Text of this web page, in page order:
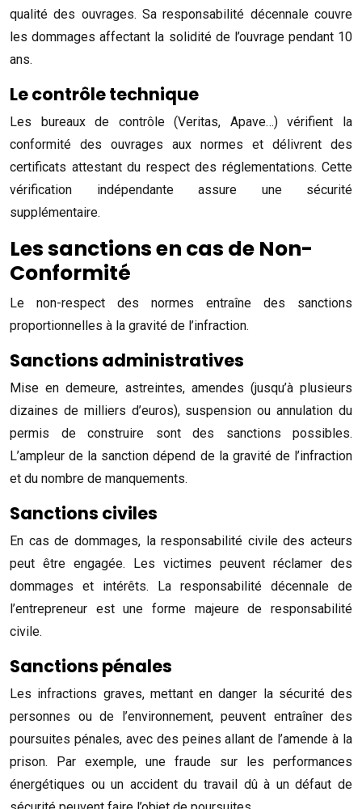
qualité des ouvrages. Sa responsabilité décennale couvre
les dommages affectant la solidité de l’ouvrage pendant 10
ans.
Le contrôle technique
Les bureaux de contrôle (Veritas, Apave…) vérifient la
conformité des ouvrages aux normes et délivrent des
certificats attestant du respect des réglementations. Cette
vérification indépendante assure une sécurité
supplémentaire.
Les sanctions en cas de Non-
Conformité
Le non-respect des normes entraîne des sanctions
proportionnelles à la gravité de l’infraction.
Sanctions administratives
Mise en demeure, astreintes, amendes (jusqu’à plusieurs
dizaines de milliers d’euros), suspension ou annulation du
permis de construire sont des sanctions possibles.
L’ampleur de la sanction dépend de la gravité de l’infraction
et du nombre de manquements.
Sanctions civiles
En cas de dommages, la responsabilité civile des acteurs
peut être engagée. Les victimes peuvent réclamer des
dommages et intérêts. La responsabilité décennale de
l’entrepreneur est une forme majeure de responsabilité
civile.
Sanctions pénales
Les infractions graves, mettant en danger la sécurité des
personnes ou de l’environnement, peuvent entraîner des
poursuites pénales, avec des peines allant de l’amende à la
prison. Par exemple, une fraude sur les performances
énergétiques ou un accident du travail dû à un défaut de